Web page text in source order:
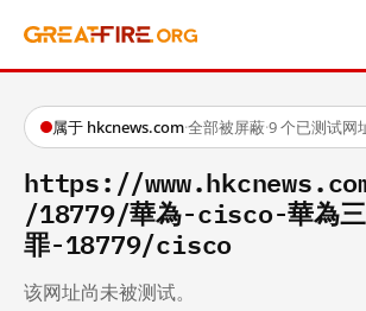
属于 hkcnews.com·全部被屏蔽·9 个已测试网
https://
/18779/華為-cisco-華為
罪-18779/cisco
该网址尚未被测试。